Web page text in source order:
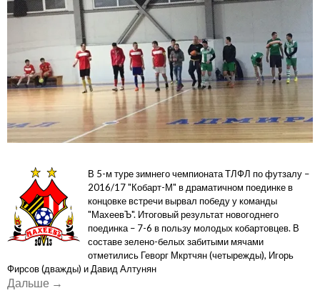
В 5-м туре зимнего чемпионата ТЛФЛ по футзалу –
2016/17 "Кобарт-М" в драматичном поединке в
концовке встречи вырвал победу у команды
"МахеевЪ". Итоговый результат новогоднего
поединка – 7-6 в пользу молодых кобартовцев. В
составе зелено-белых забитыми мячами
отметились Геворг Мкртчян (четырежды), Игорь
Фирсов (дважды) и Давид Алтунян
Дальше «"Кобарт-
→